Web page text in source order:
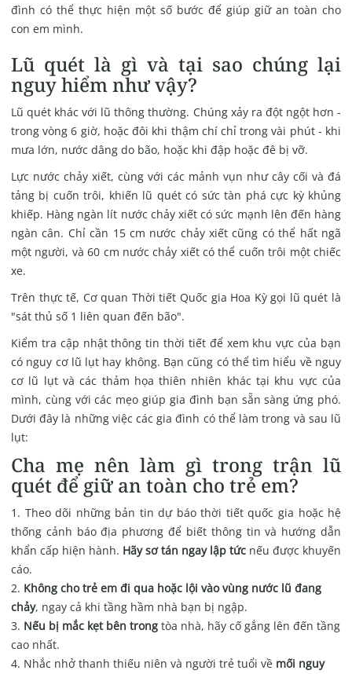
đình có thể thực hiện một số bước để giúp giữ an toàn cho
con em mình.
Lũ quét là gì và tại sao chúng lại
nguy hiểm như vậy?
Lũ quét khác với lũ thông thường. Chúng xảy ra đột ngột hơn -
trong vòng 6 giờ, hoặc đôi khi thậm chí chỉ trong vài phút - khi
mưa lớn, nước dâng do bão, hoặc khi đập hoặc đê bị vỡ.
Lực nước chảy xiết, cùng với các mảnh vụn như cây cối và đá
tảng bị cuốn trôi, khiến lũ quét có sức tàn phá cực kỳ khủng
khiếp. Hàng ngàn lít nước chảy xiết có sức mạnh lên đến hàng
ngàn cân. Chỉ cần 15 cm nước chảy xiết cũng có thể hất ngã
một người, và 60 cm nước chảy xiết có thể cuốn trôi một chiếc
xe.
Trên thực tế, Cơ quan Thời tiết Quốc gia Hoa Kỳ gọi lũ quét là
"sát thủ số 1 liên quan đến bão".
Kiểm tra cập nhật thông tin thời tiết để xem khu vực của bạn
có nguy cơ lũ lụt hay không. Bạn cũng có thể tìm hiểu về nguy
cơ lũ lụt và các thảm họa thiên nhiên khác tại khu vực của
mình, cùng với các mẹo giúp gia đình bạn sẵn sàng ứng phó.
Dưới đây là những việc các gia đình có thể làm trong và sau lũ
lụt:
Cha mẹ nên làm gì trong trận lũ
quét để giữ an toàn cho trẻ em?
Theo dõi những bản tin dự báo thời tiết quốc gia hoặc hệ
thống cảnh báo địa phương để biết thông tin và hướng dẫn
khẩn cấp hiện hành. Hãy sơ tán ngay lập tức nếu được khuyến
cáo.
Không cho trẻ em đi qua hoặc lội vào vùng nước lũ đang
chảy, ngay cả khi tầng hầm nhà bạn bị ngập.
Nếu bị mắc kẹt bên trongtòa nhà, hãy cố gắng lên đến tầng
cao nhất.
Nhắc nhở thanh thiếu niên và người trẻ tuổi về mối nguy